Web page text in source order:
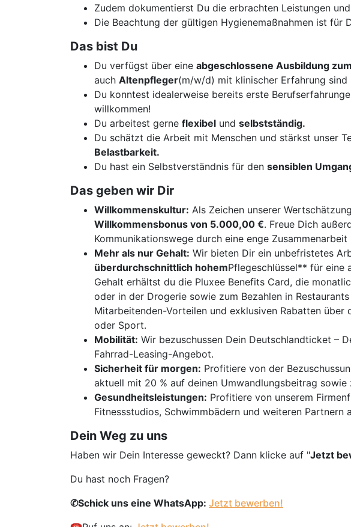
Zudem dokumentierst Du die erbrachten Leistungen
Die Beachtung der gültigen Hygienemaßnahmen ist
Das bist Du
Du verfügst über eine abgeschlossene Ausbildung
auch Altenpfleger(m/w/d) mit klinischer Erfahrung sind
Du konntest idealerweise bereits erste
willkommen!
Du arbeitest gerne flexibel und selbstständig.
Du schätzt die Arbeit mit Menschen und stärkst unser
Belastbarkeit.
Du hast ein Selbstverständnis für den sensiblen
Das geben wir Dir
Willkommenskultur: Als Zeichen unserer
Willkommensbonus von 5.000,00 €. Freue Dich
Kommunikationswege durch eine enge
Mehr als nur Gehalt: Wir bieten Dir ein unbefristetes
überdurchschnittlich hohemPflegeschlüssel** für eine
Gehalt erhältst du die Pluxee Benefits Card, die
oder in der Drogerie sowie zum Bezahlen in
Mitarbeitenden-Vorteilen und exklusiven Rabatten
oder Sport.
Mobilität: Wir bezuschussen Dein Deutschlandticket –
Fahrrad-Leasing-Angebot.
Sicherheit für morgen: Profitiere von der
aktuell mit 20 % auf deinen Umwandlungsbeitrag
Gesundheitsleistungen: Profitiere von unserem
Fitnessstudios, Schwimmbädern und weiteren Partnern
Dein Weg zu uns
Haben wir Dein Interesse geweckt? Dann klicke auf "Jetzt
Du hast noch Fragen?
✆Schick uns eine WhatsApp: Jetzt bewerben!